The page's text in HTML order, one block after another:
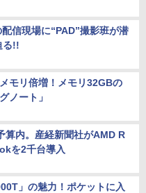
配信現場に“PAD”撮影班が潜
る!!
モリ倍増！メモリ32GBの
ノート」
算内。産経新聞社がAMD R
を2千台導入
」の魅力！ポケットに入